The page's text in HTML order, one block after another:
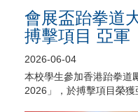
會展盃跆拳道
搏擊項目 亞軍
2026-06-04
本校學生參加香港跆拳道
2026」，於搏擊項目榮獲